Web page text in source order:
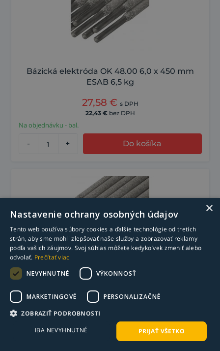
Bázická elektróda OK 48.00 6,0 x 450 mm
ESAB 6,5 kg
27,58 € s DPH
22,43 € bez DPH
Na objednávku - bal.
- + Do košíka
Bázická elektróda OK 74.46 3,2 x 350 mm 1/2
13,61
11,07
Na objednávku - bal.
×
Nastavenie ochrany osobných údajov
Tento web používa súbory cookies a ďalšie technológie od tretích
strán, aby sme mohli zlepšovať naše služby a zobrazovať reklamy
podľa vašich záujmov. Svoj súhlas môžete kedykoľvek zmeniť alebo
odvolať. Prečítať viac
NEVYHNUTNÉ
VÝKONNOSŤ
MARKETINGOVÉ PERSONALIZAČNÉ
ZOBRAZIŤ PODROBNOSTI
PRIJAŤ VŠETKO
IBA NEVYHNUTNÉ